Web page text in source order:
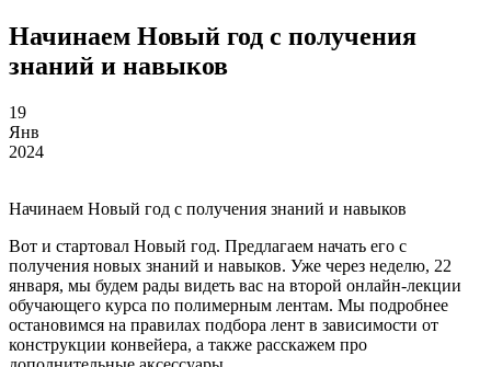
Начинаем Новый год с получения
знаний и навыков
19
Янв
2024
Начинаем Новый год с получения знаний и навыков
Вот и стартовал Новый год. Предлагаем начать его с
получения новых знаний и навыков. Уже через неделю, 22
января, мы будем рады видеть вас на второй онлайн-лекции
обучающего курса по полимерным лентам. Мы подробнее
остановимся на правилах подбора лент в зависимости от
конструкции конвейера, а также расскажем про